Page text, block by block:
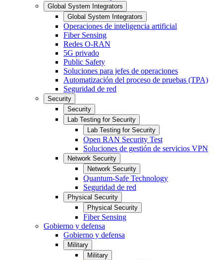
Global System Integrators
Global System Integrators
Operaciones de inteligencia artificial
Fiber Sensing
Redes O-RAN
5G privado
Public Safety
Soluciones para jefes de operaciones
Automatización del proceso de pruebas (TPA)
Seguridad de red
Security
Security
Lab Testing for Security
Lab Testing for Security
Open RAN Security Test
Soluciones de gestión de servicios VPN
Network Security
Network Security
Quantum-Safe Technology
Seguridad de red
Physical Security
Physical Security
Fiber Sensing
Gobierno y defensa
Gobierno y defensa
Military
Military